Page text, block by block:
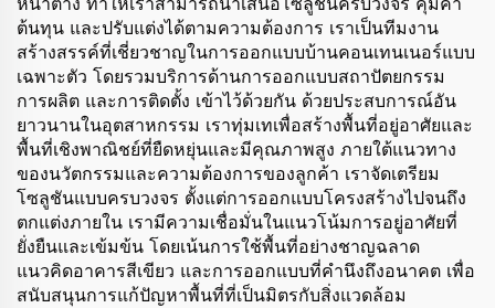
ต้นทุน และปรับแต่งได้ตามความต้องการ เราเป็นทีมงาน
สร้างสรรค์ที่เชี่ยวชาญในการออกแบบบ้านคอนเทนเนอร์แบบ
เฉพาะตัว โดยรวมบริการด้านการออกแบบสถาปัตยกรรม
การผลิต และการติดตั้ง เข้าไว้ด้วยกัน ด้วยประสบการณ์อัน
ยาวนานในอุตสาหกรรม เราทุ่มเทเพื่อสร้างพื้นที่อยู่อาศัยและ
พื้นที่เชิงพาณิชย์ที่ยืดหยุ่นและมีคุณภาพสูง ภายใต้แนวทาง
ของนวัตกรรมและความต้องการของลูกค้า เราจัดเตรียม
โซลูชันแบบครบวงจร ตั้งแต่การออกแบบโครงสร้างไปจนถึง
ตกแต่งภายใน เรามีความเชื่อมั่นในแนวโน้มการอยู่อาศัยที่
ยั่งยืนและเข้มข้น โดยเน้นการใช้พื้นที่อย่างชาญฉลาด
แนวคิดอาคารสีเขียว และการออกแบบที่คำนึงถึงอนาคต เพื่อ
สนับสนุนการแก้ปัญหาพื้นที่ที่เป็นมิตรกับสิ่งแวดล้อม